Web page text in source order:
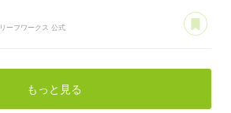
リーフワークス 公式
もっと見る